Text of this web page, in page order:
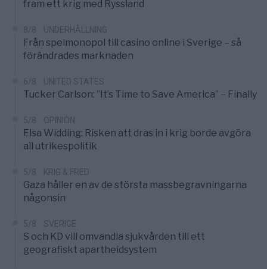
fram ett krig med Ryssland
8/8 UNDERHÅLLNING
Från spelmonopol till casino online i Sverige – så
förändrades marknaden
6/8 UNITED STATES
Tucker Carlson: ”It’s Time to Save America” – Finally
5/8 OPINION
Elsa Widding: Risken att dras in i krig borde avgöra
all utrikespolitik
5/8 KRIG & FRED
Gaza håller en av de största massbegravningarna
någonsin
5/8 SVERIGE
S och KD vill omvandla sjukvården till ett
geografiskt apartheidsystem